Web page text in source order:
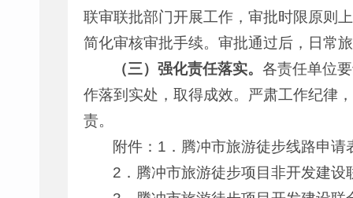
联审联批部门开展工作，审批时限原则
简化审核审批手续。审批通过后，日常
（三）强化责任落实。各责任单位
作落到实处，取得成效。严肃工作纪律
责。
附件：1．腾冲市旅游徒步线路申请
2．腾冲市旅游徒步项目非开发建设